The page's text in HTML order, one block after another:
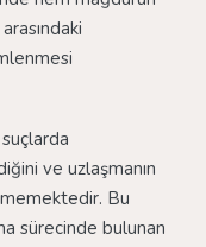
ve uzlaşmanın
Bu
sürecinde bulunan